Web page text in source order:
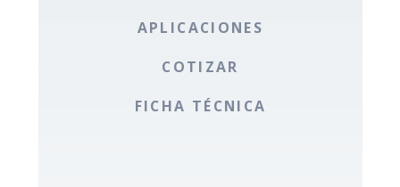
APLICACIONES
COTIZAR
FICHA TÉCNICA